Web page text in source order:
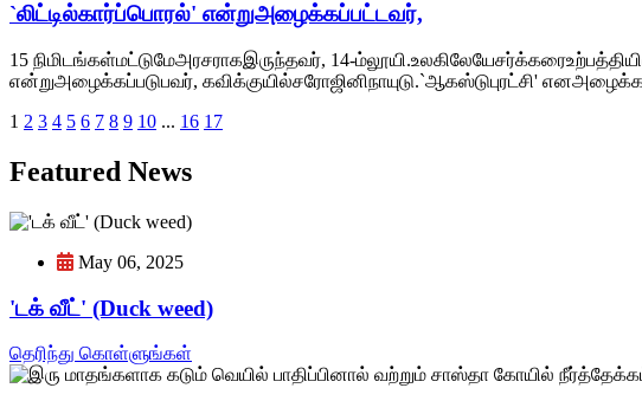
`லிட்டில்கார்ப்பொரல்' என்றுஅழைக்கப்பட்டவர்,
15 நிமிடங்கள்மட்டுமேஅரசராகஇருந்தவர், 14-
என்றுஅழைக்கப்படுபவர், கவிக்குயில்சரோஜினிநாயுடு.`ஆகஸ்டுபுரட்சி'
1 2 3 4 5 6 7 8 9 10 ... 16 17
Featured News
May 06, 2025
'டக் வீட்' (Duck weed)
தெரிந்து கொள்ளுங்கள்